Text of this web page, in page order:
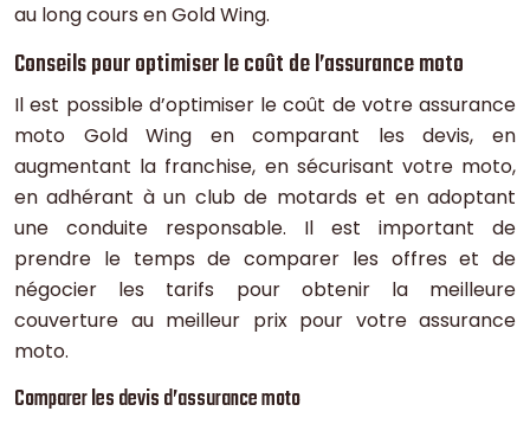
au long cours en Gold Wing.
Conseils pour optimiser le coût de l’assurance moto
Il est possible d’optimiser le coût de votre assurance
moto Gold Wing en comparant les devis, en
augmentant la franchise, en sécurisant votre moto,
en adhérant à un club de motards et en adoptant
une conduite responsable. Il est important de
prendre le temps de comparer les offres et de
négocier les tarifs pour obtenir la meilleure
couverture au meilleur prix pour votre assurance
moto.
Comparer les devis d’assurance moto